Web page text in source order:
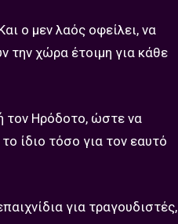
ο μεν λαός οφείλει, να
την χώρα έτοιμη για κάθε
τον Ηρόδοτο, ώστε να
ίδιο τόσο για τον εαυτό
για τραγουδιστές,